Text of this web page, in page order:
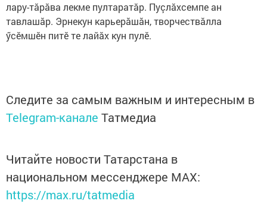
лару-тăрăва лекме пултаратăр. Пуçлăхсемпе ан
тавлашăр. Эрнекун карьерăшăн, творчествăлла
ӳсӗмшӗн питӗ те лайăх кун пулӗ.
Следите за самым важным и интересным в
Telegram-канале Татмедиа
Читайте новости Татарстана в
национальном мессенджере MАХ:
https://max.ru/tatmedia